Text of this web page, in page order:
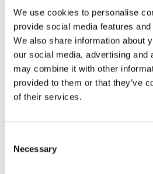
We use cookies to personalise
provide social media features
We also share information about
our social media, advertising and
may combine it with other
provided to them or that they’ve
of their services.
Necessary
o
o
k
Omdömen
Du